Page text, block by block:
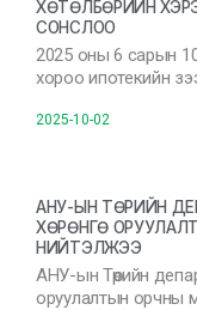
ХӨТӨЛБӨРИЙН
СОНСЛОО
2025 оны 6 сарын
хороо ипотекийн
2025-10-02
АНУ-ЫН ТӨРИЙН
ХӨРӨНГӨ
НИЙТЭЛЖЭЭ
АНУ-ын Төрийн
оруулалтын орчны